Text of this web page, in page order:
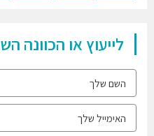
לייעוץ או הכוונה